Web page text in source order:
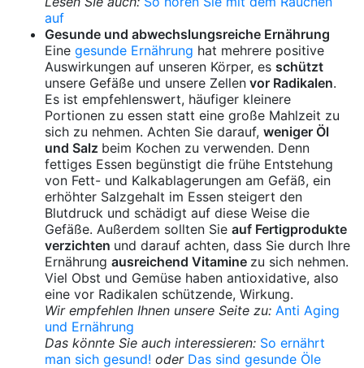
auf
Gesunde und abwechslungsreiche Ernährung
Eine gesunde Ernährung hat mehrere positive
Auswirkungen auf unseren Körper, es schützt
unsere Gefäße und unsere Zellen vor Radikalen.
Es ist empfehlenswert, häufiger kleinere
Portionen zu essen statt eine große Mahlzeit zu
sich zu nehmen. Achten Sie darauf, weniger Öl
und Salz beim Kochen zu verwenden. Denn
fettiges Essen begünstigt die frühe Entstehung
von Fett- und Kalkablagerungen am Gefäß, ein
erhöhter Salzgehalt im Essen steigert den
Blutdruck und schädigt auf diese Weise die
Gefäße. Außerdem sollten Sie auf Fertigprodukte
verzichten und darauf achten, dass Sie durch Ihre
Ernährung ausreichend Vitamine zu sich nehmen.
Viel Obst und Gemüse haben antioxidative, also
eine vor Radikalen schützende, Wirkung.
Wir empfehlen Ihnen unsere Seite zu: Anti Aging
und Ernährung
Das könnte Sie auch interessieren: So ernährt
man sich gesund! oder Das sind gesunde Öle